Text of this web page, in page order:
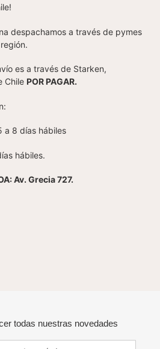
despachamos a través de pymes
es a través de Starken,
Chile POR PAGAR.
a 8 días hábiles
hábiles.
Av. Grecia 727.
todas nuestras novedades